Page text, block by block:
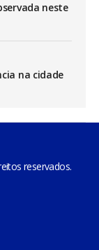
neste
na cidade
reservados.